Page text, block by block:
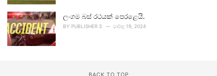
ලංගම බස් රථයක් පෙරළෙයි.
BY PUBLISHER 3 මාර්තු 19, 2024